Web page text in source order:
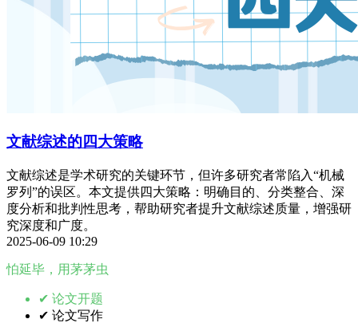
文献综述的四大策略
文献综述是学术研究的关键环节，但许多研究者常陷入“机械
罗列”的误区。本文提供四大策略：明确目的、分类整合、深
度分析和批判性思考，帮助研究者提升文献综述质量，增强研
究深度和广度。
2025-06-09 10:29
怕延毕，用茅茅虫
✔ 论文开题
✔ 论文写作